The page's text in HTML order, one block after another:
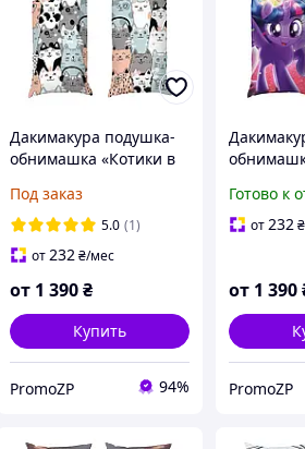
Дакимакура подушка-
обнимашка «Котики в
Под заказ
5.0 (1)
от232 ₴/мес
от 1 390 ₴
Купить
PromoZP 94%
Pony»
Готово к
от232₴
от 1 390
PromoZP